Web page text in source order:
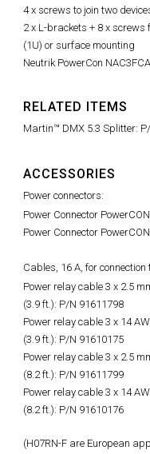
4 x screws to join two
2 x L-brackets + 8 x
(1U) or surface mounting
Neutrik PowerCon
RELATED ITEMS
Martin™ DMX 5.3 Splitter:
ACCESSORIES
Power connectors:
Power Connector
Power Connector
Cables, 16 A, for
Power relay cable 3 x 2.5
(3.9 ft.): P/N 91611798
Power relay cable 3 x 14
(3.9 ft.): P/N 91610175
Power relay cable 3 x 2.5
(8.2 ft.): P/N 91611799
Power relay cable 3 x 14
(8.2 ft.): P/N 91610176
(H07RN-F are European